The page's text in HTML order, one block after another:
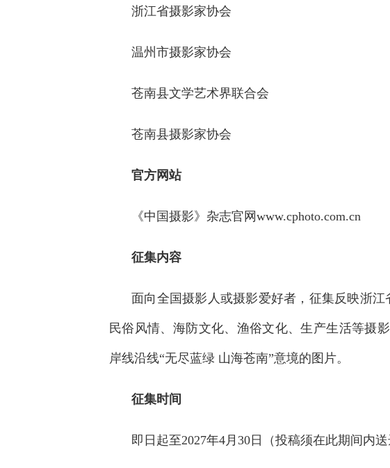
浙江省摄影家协会
温州市摄影家协会
苍南县文学艺术界联合会
苍南县摄影家协会
官方网站
《中国摄影》杂志官网www.cphoto.com.cn
征集内容
面向全国摄影人或摄影爱好者，征集反映浙
民俗风情、海防文化、渔俗文化、生产生活等摄
岸线沿线“无尽蓝绿 山海苍南”意境的图片。
征集时间
即日起至2027年4月30日（投稿须在此期间内送